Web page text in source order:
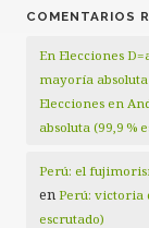
COMENTARIOS
En Elecciones
mayoría
Elecciones en
absoluta (99,9 %
Perú: el
en Perú: victoria
escrutado)